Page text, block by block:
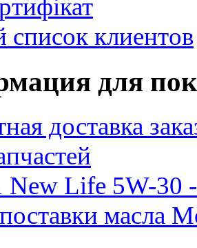
клиентов
для
доставка
Life 5W-30 -
масла